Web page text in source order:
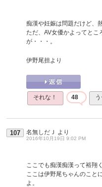
痴漢や妊娠は問題だけど、
ただ、AV女優かよってとこ
が・・・。
伊野尾担より
それな！ 48
107 名無しだＪ より
2016年10月19日 9:02 PM
ここでも痴漢痴漢って裕翔
ここは伊野尾ちゃんのこと
よ。